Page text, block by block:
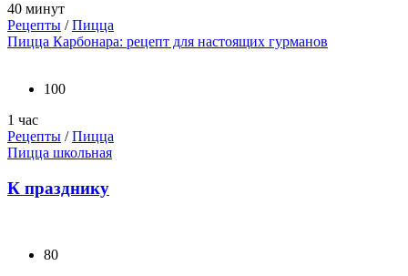
40 минут
Рецепты /Пицца
Пицца Карбонара: рецепт для настоящих гурманов
100
1 час
Рецепты /Пицца
Пицца школьная
К празднику
80